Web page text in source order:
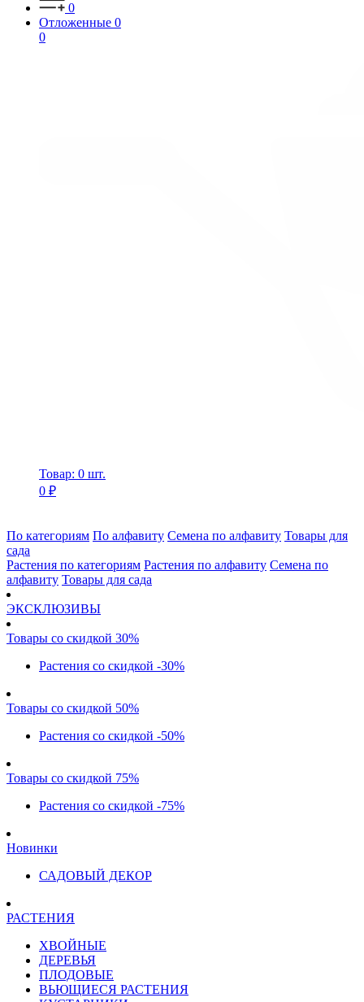
0
Отложенные 0
0
Товар: 0 шт.
0 ₽
По категориям По алфавиту Семена по алфавиту Товары для
сада
Растения по категориям Растения по алфавиту Семена по
алфавиту Товары для сада
ЭКСКЛЮЗИВЫ
Товары со скидкой 30%
Растения со скидкой -30%
Товары со скидкой 50%
Растения со скидкой -50%
Товары со скидкой 75%
Растения со скидкой -75%
Новинки
САДОВЫЙ ДЕКОР
РАСТЕНИЯ
ХВОЙНЫЕ
ДЕРЕВЬЯ
ПЛОДОВЫЕ
ВЬЮЩИЕСЯ РАСТЕНИЯ